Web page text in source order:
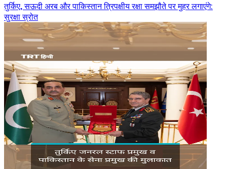
तुर्किए, सऊदी अरब और पाकिस्तान त्रिपक्षीय रक्षा समझौते पर मुहर लगाएंगे:
सुरक्षा स्रोत